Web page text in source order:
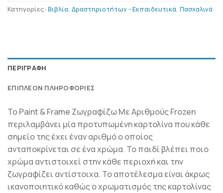
Κατηγορίες: Βιβλία, Δραστηριοτήτων - Εκπαιδευτικά, Πασχαλινά
ΠΕΡΙΓΡΑΦΉ
ΕΠΙΠΛΈΟΝ ΠΛΗΡΟΦΟΡΊΕΣ
Το Paint & Frame Ζωγραφίζω Με Αριθμούς Frozen
περιλαμβάνει μία προτυπωμένη καρτολίνα που κάθε
σημείο της έχει έναν αριθμό ο οποίος
ανταποκρίνεται σε ένα χρώμα. Το παιδί βλέπει ποιο
χρώμα αντιστοιχεί στην κάθε περιοχή και την
ζωγραφίζει αντίστοιχα. Το αποτέλεσμα είναι άκρως
ικανοποιητικό καθώς ο χρωματισμός της καρτολίνας